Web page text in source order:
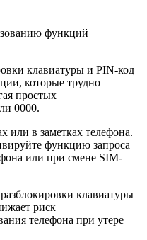
клавиатуры и PIN-код
которые трудно
простых
0000.
или в заметках телефона.
функцию запроса
или при смене SIM-
клавиатуры
риск
телефона при утере